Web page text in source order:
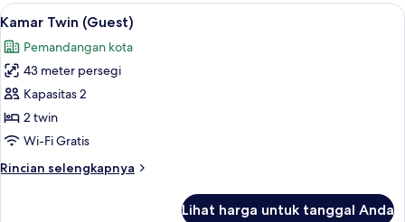
Tempat
King
Lihat
semua
foto
untuk
Kamar
Twin
(Guest)
Kamar Twin (Guest) | Seprai
9
Kamar Twin (Guest)
Pemandangan kota
43 meter persegi
Kapasitas 2
2 twin
Wi-Fi Gratis
Rincian selengkapnya
Rincian
Lihat harga untuk tanggal Anda